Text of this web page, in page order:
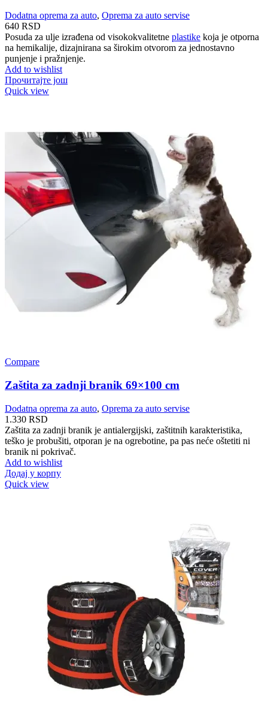
Dodatna oprema za auto, Oprema za auto servise
640 RSD
Posuda za ulje izrađena od visokokvalitetne plastike koja je otporna
na hemikalije, dizajnirana sa širokim otvorom za jednostavno
punjenje i pražnjenje.
Add to wishlist
Прочитајте још
Quick view
Compare
Zaštita za zadnji branik 69×100 cm
Dodatna oprema za auto, Oprema za auto servise
1.330 RSD
Zaštita za zadnji branik je antialergijski, zaštitnih karakteristika,
teško je probušiti, otporan je na ogrebotine, pa pas neće oštetiti ni
branik ni pokrivač.
Add to wishlist
Додај у корпу
Quick view